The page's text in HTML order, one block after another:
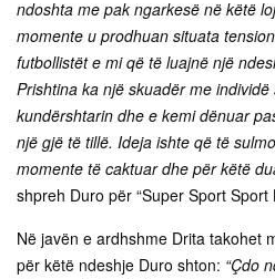
ndoshta me pak ngarkesë në këtë
momente u prodhuan situata
futbollistët e mi që të luajnë një
Prishtina ka një skuadër me
kundërshtarin dhe e kemi dënuar
një gjë të tillë. Ideja ishte që të
momente të caktuar dhe për këtë
shpreh Duro për “Super Sport Sport
Në javën e ardhshme Drita takohet
për këtë ndeshje Duro shton: “Çdo